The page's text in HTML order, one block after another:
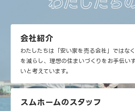
会社紹介
わたしたちは「安い家を売る会社」ではな
を減らし、理想の住まいづくりをお手伝い
いと考えています。
スムホームのスタッフ